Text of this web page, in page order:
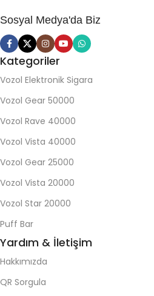
Sosyal Medya'da Biz
Kategoriler
Vozol Elektronik Sigara
Vozol Gear 50000
Vozol Rave 40000
Vozol Vista 40000
Vozol Gear 25000
Vozol Vista 20000
Vozol Star 20000
Puff Bar
Yardım & İletişim
Hakkımızda
QR Sorgula